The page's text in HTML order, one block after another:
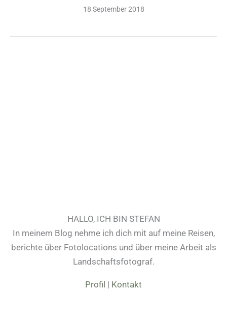
18 September 2018
HALLO, ICH BIN STEFAN
In meinem Blog nehme ich dich mit auf meine Reisen,
berichte über Fotolocations und über meine Arbeit als
Landschaftsfotograf.
Profil | Kontakt